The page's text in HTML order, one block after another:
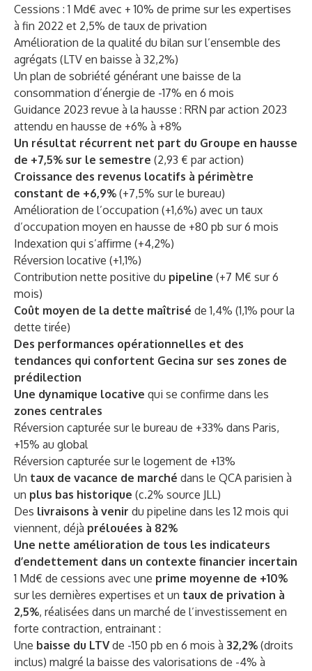
Cessions : 1 Md€ avec + 10% de prime sur les expertises
à fin 2022 et 2,5% de taux de privation
Amélioration de la qualité du bilan sur l’ensemble des
agrégats (LTV en baisse à 32,2%)
Un plan de sobriété générant une baisse de la
consommation d’énergie de -17% en 6 mois
Guidance 2023 revue à la hausse : RRN par action 2023
attendu en hausse de +6% à +8%
Un résultat récurrent net part du Groupe en hausse
de +7,5% sur le semestre (2,93 € par action)
Croissance des revenus locatifs à périmètre
constant de +6,9% (+7,5% sur le bureau)
Amélioration de l’occupation (+1,6%) avec un taux
d’occupation moyen en hausse de +80 pb sur 6 mois
Indexation qui s’affirme (+4,2%)
Réversion locative (+1,1%)
Contribution nette positive du pipeline (+7 M€ sur 6
mois)
Coût moyen de la dette maîtrisé de 1,4% (1,1% pour la
dette tirée)
Des performances opérationnelles et des
tendances qui confortent Gecina sur ses zones de
prédilection
Une dynamique locative qui se confirme dans les
zones centrales
Réversion capturée sur le bureau de +33% dans Paris,
+15% au global
Réversion capturée sur le logement de +13%
Un taux de vacance de marché dans le QCA parisien à
un plus bas historique (c.2% source JLL)
Des livraisons à venir du pipeline dans les 12 mois qui
viennent, déjà prélouées à 82%
Une nette amélioration de tous les indicateurs
d’endettement dans un contexte financier incertain
1 Md€ de cessions avec une prime moyenne de +10%
sur les dernières expertises et un taux de privation à
2,5%, réalisées dans un marché de l’investissement en
forte contraction, entrainant :
Une baisse du LTVde -150 pb en 6 mois à 32,2% (droits
inclus) malgré la baisse des valorisations de -4% à